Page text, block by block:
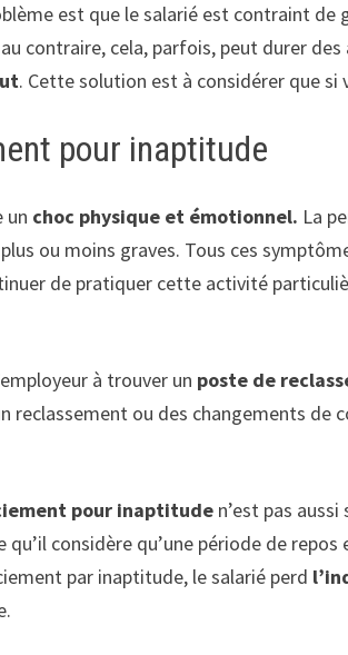
est que le salarié est contraint de
contraire, cela, parfois, peut durer
. Cette solution est à considérer que si
pour inaptitude
un choc physique et émotionnel. La
plus ou moins graves. Tous ces
de pratiquer cette activité
à trouver un poste de
reclassement ou des changements de
pour inaptitude n’est pas
qu’il considère qu’une période de
par inaptitude, le salarié perd